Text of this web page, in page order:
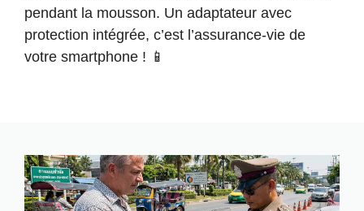
pendant la mousson. Un adaptateur avec
protection intégrée, c’est l’assurance-vie de
votre smartphone ! 📱